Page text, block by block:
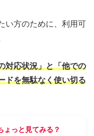
い方のために、利用可
対応状況」と「他での
ドを無駄なく使い切る
ょっと見てみる？